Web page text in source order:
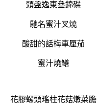
頭盤逸東叄錦碟
馳名蜜汁叉燒
酸甜的話梅車厘茄
蜜汁燒鱔
花膠螺頭瑤柱花菇燉菜膽